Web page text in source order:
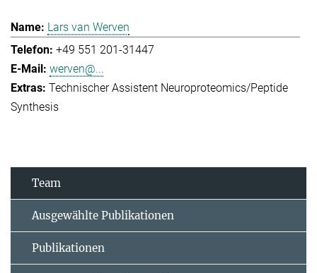
Lars van Werven
+49 551 201-31447
werven@...
Technischer Assistent Neuroproteomics/Peptide
Synthesis
Team
Ausgewählte Publikationen
Publikationen